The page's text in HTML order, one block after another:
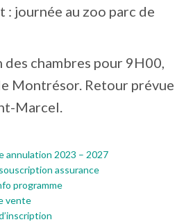
: journée au zoo parc de
chambres pour 9H00,
Montrésor. Retour prévue
Marcel.
annulation 2023 – 2027
assurance
programme
vente